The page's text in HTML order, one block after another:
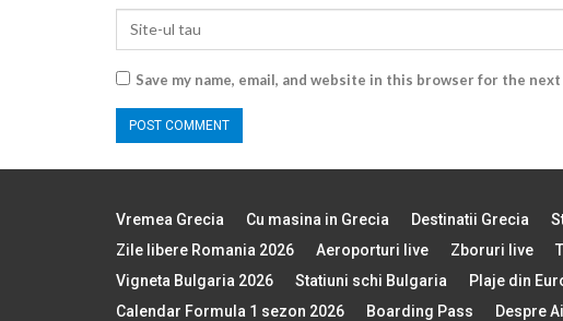
Save my name, email, and website in this browser for the
Vremea Grecia Cu masina in Grecia Destinatii Grecia
Zile libere Romania 2026
Aeroporturi live Zboruri live
Vigneta Bulgaria 2026
Statiuni schi Bulgaria Plaje din
Calendar Formula 1 sezon 2026
Boarding Pass Despre